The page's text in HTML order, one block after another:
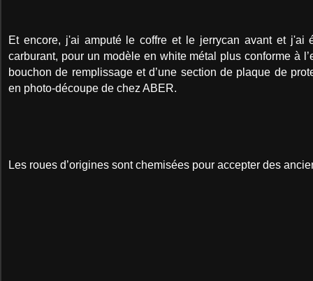
Et encore, j'ai amputé le coffre et le jerrycan avant et j'ai
carburant, pour un modèle en white métal plus conforme à
bouchon de remplissage et d’une section de plaque de
en photo-découpe de chez ABER.
Les roues d’origines sont chemisées pour accepter des